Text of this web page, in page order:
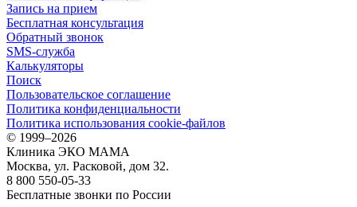
Запись на прием
Бесплатная консультация
Обратный звонок
SMS-служба
Калькуляторы
Поиск
Пользовательское соглашение
Политика конфиденциальности
Политика использования cookie-файлов
© 1999–2026
Клиника ЭКО МАМА
Москва, ул. Расковой, дом 32.
8 800 550-05-33
Бесплатные звонки по России